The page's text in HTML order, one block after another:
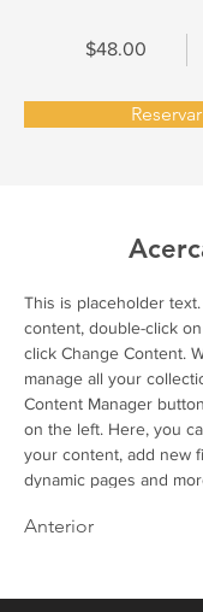
$48.00
This is placeholder
content, double-click
click Change Content.
manage all your
Content Manager
on the left. Here, you
your content, add new
dynamic pages and
Anterior